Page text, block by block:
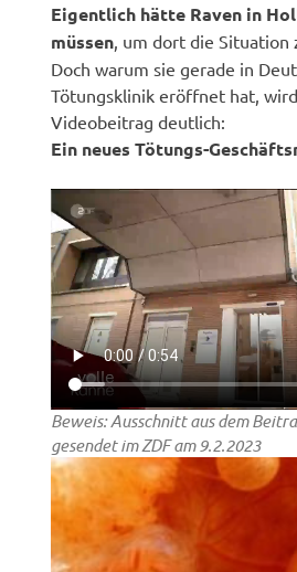
Eigentlich hätte Raven in
müssen , um dort die Situation
Doch warum sie gerade in
Tötungsklinik eröffnet hat,
Videobeitrag deutlich:
Ein neues Tötungs-
Beweis: Ausschnitt aus dem
gesendet im ZDF am 9.2.2023